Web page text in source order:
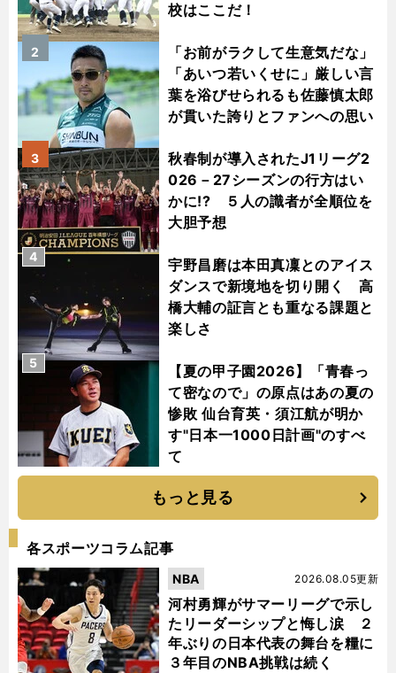
校はここだ！
「お前がラクして生意気だな」
「あいつ若いくせに」厳しい言
葉を浴びせられるも佐藤慎太郎
が貫いた誇りとファンへの思い
2
秋春制が導入されたJ1リーグ2
026－27シーズンの行方はい
かに!? ５人の識者が全順位を
大胆予想
3
宇野昌磨は本田真凜とのアイス
ダンスで新境地を切り開く 高
橋大輔の証言とも重なる課題と
楽しさ
4
【夏の甲子園2026】「青春っ
て密なので」の原点はあの夏の
惨敗 仙台育英・須江航が明か
す"日本一1000日計画"のすべ
て
5
もっと見る
各スポーツコラム記事
河村勇輝がサマーリーグで示し
たリーダーシップと悔し涙 ２
年ぶりの日本代表の舞台を糧に
３年目のNBA挑戦は続く
2026.08.05更新
NBA